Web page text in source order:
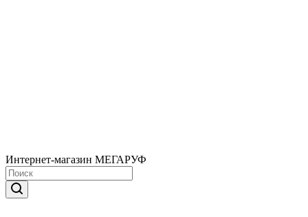
Интернет-магазин МЕГАРУФ